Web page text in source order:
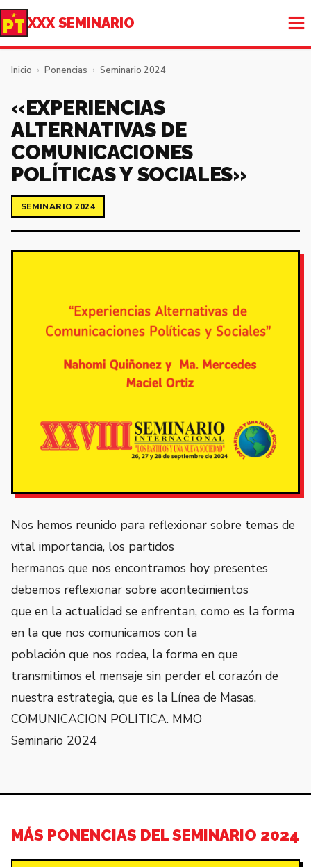
XXX SEMINARIO
Inicio › Ponencias › Seminario 2024
«EXPERIENCIAS
ALTERNATIVAS DE
COMUNICACIONES
POLÍTICAS Y SOCIALES»
SEMINARIO 2024
Nos hemos reunido para reflexionar sobre temas de
vital importancia, los partidos
hermanos que nos encontramos hoy presentes
debemos reflexionar sobre acontecimientos
que en la actualidad se enfrentan, como es la forma
en la que nos comunicamos con la
población que nos rodea, la forma en que
transmitimos el mensaje sin perder el corazón de
nuestra estrategia, que es la Línea de Masas.
COMUNICACION POLITICA. MMO
Seminario 2024
MÁS PONENCIAS DEL SEMINARIO 2024